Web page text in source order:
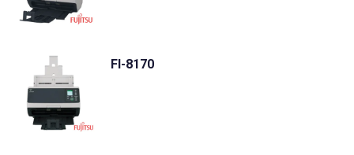
FI-8170